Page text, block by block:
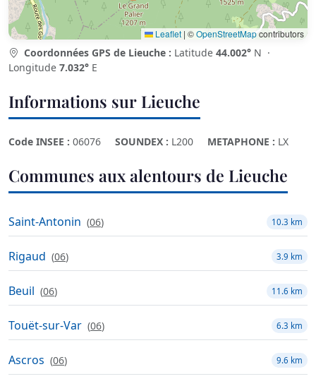
Leaflet | ©OpenStreetMapcontributors
Coordonnées GPS de Lieuche : Latitude 44.002° N ·
Longitude 7.032° E
Informations sur Lieuche
Code INSEE : 06076 SOUNDEX : L200 METAPHONE : LX
Communes aux alentours de Lieuche
Saint-Antonin (06) 10.3 km
Rigaud (06) 3.9 km
Beuil (06) 11.6 km
Touët-sur-Var (06) 6.3 km
Ascros (06) 9.6 km